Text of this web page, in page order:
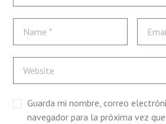
Guarda mi nombre, correo
navegador para la próxima vez